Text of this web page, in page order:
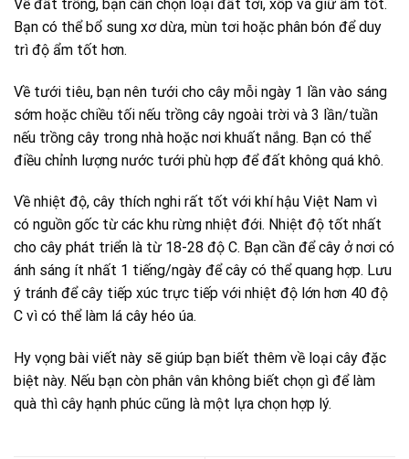
Về đất trồng, bạn cần chọn loại đất tơi, xốp và giữ ẩm tốt.
Bạn có thể bổ sung xơ dừa, mùn tơi hoặc phân bón để duy
trì độ ẩm tốt hơn.
Về tưới tiêu, bạn nên tưới cho cây mỗi ngày 1 lần vào sáng
sớm hoặc chiều tối nếu trồng cây ngoài trời và 3 lần/tuần
nếu trồng cây trong nhà hoặc nơi khuất nắng. Bạn có thể
điều chỉnh lượng nước tưới phù hợp để đất không quá khô.
Về nhiệt độ, cây thích nghi rất tốt với khí hậu Việt Nam vì
có nguồn gốc từ các khu rừng nhiệt đới. Nhiệt độ tốt nhất
cho cây phát triển là từ 18-28 độ C. Bạn cần để cây ở nơi có
ánh sáng ít nhất 1 tiếng/ngày để cây có thể quang hợp. Lưu
ý tránh để cây tiếp xúc trực tiếp với nhiệt độ lớn hơn 40 độ
C vì có thể làm lá cây héo úa.
Hy vọng bài viết này sẽ giúp bạn biết thêm về loại cây đặc
biệt này. Nếu bạn còn phân vân không biết chọn gì để làm
quà thì cây hạnh phúc cũng là một lựa chọn hợp lý.